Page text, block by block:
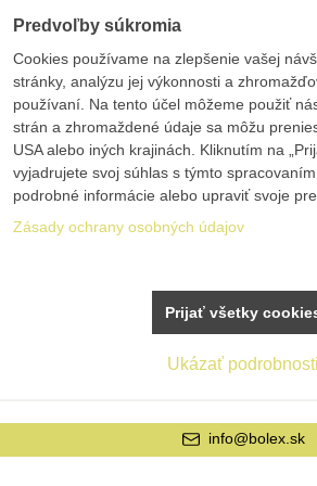
Predvoľby súkromia
Cookies používame na zlepšenie vašej
stránky, analýzu jej výkonnosti a
používaní. Na tento účel môžeme použiť
strán a zhromaždené údaje sa môžu
USA alebo iných krajinách. Kliknutím na
vyjadrujete svoj súhlas s týmto
podrobné informácie alebo upraviť svoje
Zásady ochrany osobných údajov
Ukázať podrobnosti
Prijať všetky